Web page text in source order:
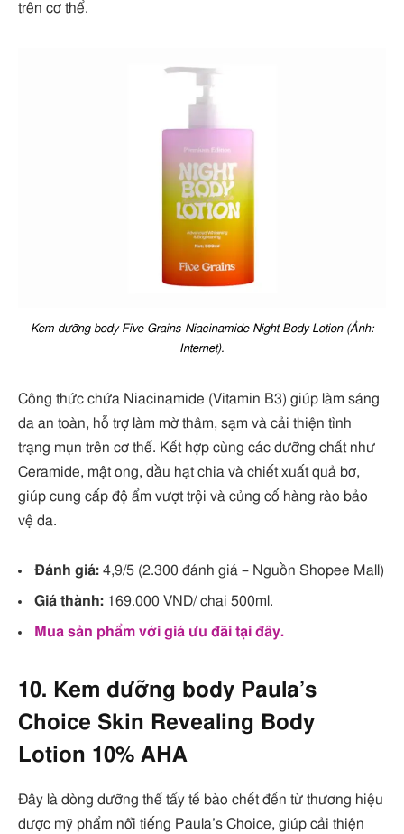
trên cơ thể.
Kem dưỡng body Five Grains Niacinamide Night Body Lotion (Ảnh:
Internet).
Công thức chứa Niacinamide (Vitamin B3) giúp làm sáng
da an toàn, hỗ trợ làm mờ thâm, sạm và cải thiện tình
trạng mụn trên cơ thể. Kết hợp cùng các dưỡng chất như
Ceramide, mật ong, dầu hạt chia và chiết xuất quả bơ,
giúp cung cấp độ ẩm vượt trội và củng cố hàng rào bảo
vệ da.
Đánh giá: 4,9/5 (2.300 đánh giá – Nguồn Shopee Mall)
Giá thành: 169.000 VND/ chai 500ml.
Mua sản phẩm với giá ưu đãi tại đây.
10. Kem dưỡng body Paula’s
Choice Skin Revealing Body
Lotion 10% AHA
Đây là dòng dưỡng thể tẩy tế bào chết đến từ thương hiệu
dược mỹ phẩm nổi tiếng Paula’s Choice, giúp cải thiện